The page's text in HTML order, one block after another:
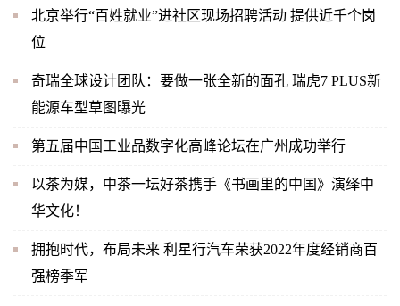
北京举行“百姓就业”进社区现场招聘活动 提供近千个岗
位
奇瑞全球设计团队：要做一张全新的面孔 瑞虎7 PLUS新
能源车型草图曝光
第五届中国工业品数字化高峰论坛在广州成功举行
以茶为媒，中茶一坛好茶携手《书画里的中国》演绎中
华文化！
拥抱时代，布局未来 利星行汽车荣获2022年度经销商百
强榜季军